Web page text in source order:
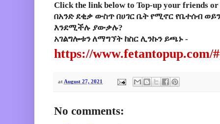
Click the link below to Top-up your friends
በአንድ ደቂቃ ውስጥ በሀገር ቤት የሚኖር የቤተሰብ
እንደሚችሉ ያውቃሉ?
አገልግሎቱን ለማግኘት ከስር ሊንኩን ይጫኑ -
https://www.fetantopup.com/#
at August 27, 2021
No comments: